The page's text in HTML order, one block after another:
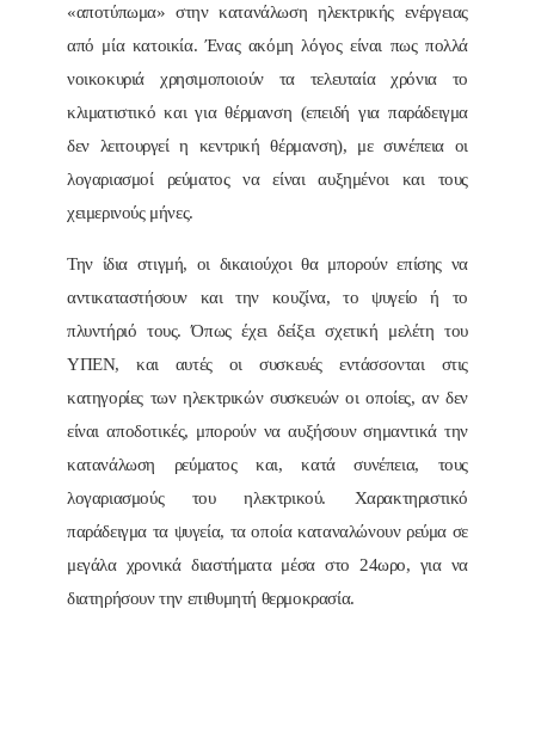
«αποτύπωμα» στην κατανάλωση ηλεκτρικής ενέργειας
από μία κατοικία. Ένας ακόμη λόγος είναι πως πολλά
νοικοκυριά χρησιμοποιούν τα τελευταία χρόνια το
κλιματιστικό και για θέρμανση (επειδή για παράδειγμα
δεν λειτουργεί η κεντρική θέρμανση), με συνέπεια οι
λογαριασμοί ρεύματος να είναι αυξημένοι και τους
χειμερινούς μήνες.
Την ίδια στιγμή, οι δικαιούχοι θα μπορούν επίσης να
αντικαταστήσουν και την κουζίνα, το ψυγείο ή το
πλυντήριό τους. Όπως έχει δείξει σχετική μελέτη του
ΥΠΕΝ, και αυτές οι συσκευές εντάσσονται στις
κατηγορίες των ηλεκτρικών συσκευών οι οποίες, αν δεν
είναι αποδοτικές, μπορούν να αυξήσουν σημαντικά την
κατανάλωση ρεύματος και, κατά συνέπεια, τους
λογαριασμούς του ηλεκτρικού. Χαρακτηριστικό
παράδειγμα τα ψυγεία, τα οποία καταναλώνουν ρεύμα σε
μεγάλα χρονικά διαστήματα μέσα στο 24ωρο, για να
διατηρήσουν την επιθυμητή θερμοκρασία.